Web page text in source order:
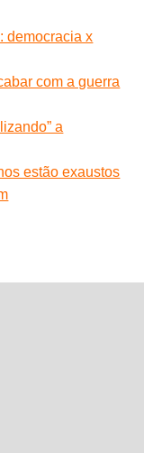
democracia x
com a guerra
a
estão exaustos